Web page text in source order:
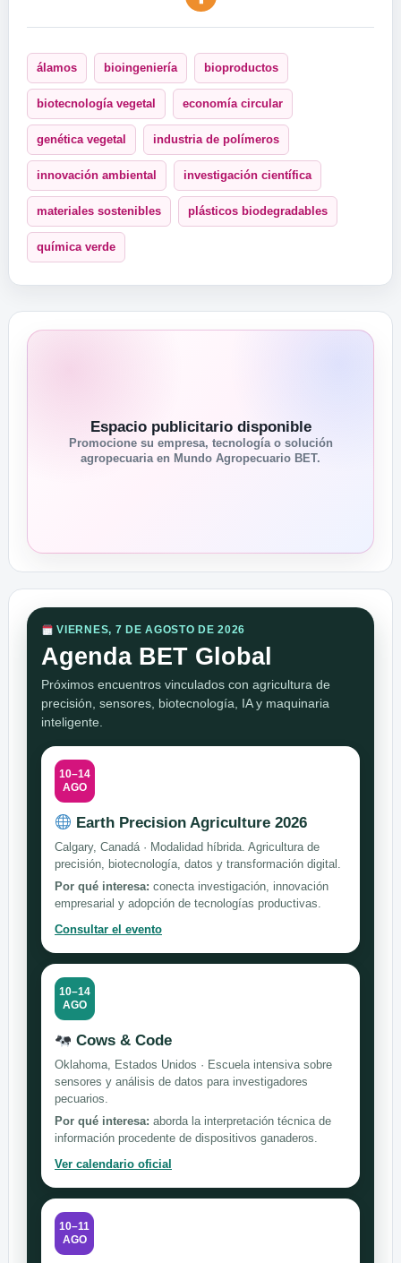
álamos bioingeniería bioproductos
biotecnología vegetal economía circular
genética vegetal industria de polímeros
innovación ambiental investigación científica
materiales sostenibles plásticos biodegradables
química verde
Espacio publicitario disponible
Promocione su empresa, tecnología o solución
agropecuaria en Mundo Agropecuario BET.
VIERNES, 7 DE AGOSTO DE 2026
Agenda BET Global
Próximos encuentros vinculados con agricultura de
precisión, sensores, biotecnología, IA y maquinaria
inteligente.
10–14
AGO
Earth Precision Agriculture 2026
Calgary, Canadá · Modalidad híbrida. Agricultura de
precisión, biotecnología, datos y transformación digital.
Por qué interesa: conecta investigación, innovación
empresarial y adopción de tecnologías productivas.
Consultar el evento
10–14
AGO
Cows & Code
Oklahoma, Estados Unidos · Escuela intensiva sobre
sensores y análisis de datos para investigadores
pecuarios.
Por qué interesa: aborda la interpretación técnica de
información procedente de dispositivos ganaderos.
Ver calendario oficial
10–11
AGO